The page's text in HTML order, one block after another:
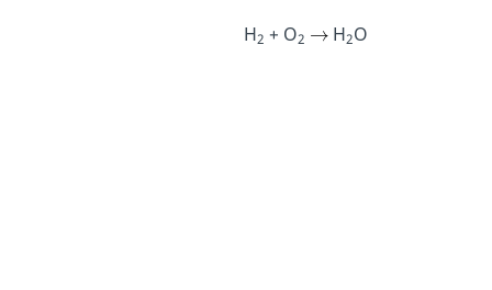
H2 + O2 H2O